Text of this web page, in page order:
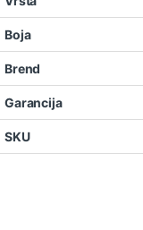
Boja
Brend
Garancija
SKU